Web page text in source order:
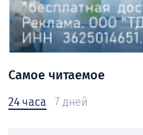
Самое читаемое
24 часа 7 дней